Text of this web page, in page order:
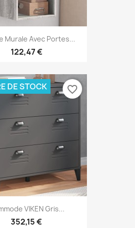
Murale Avec Portes...
122,47 €
VIKEN Gris...
352,15 €
DE STOCK favorite_border